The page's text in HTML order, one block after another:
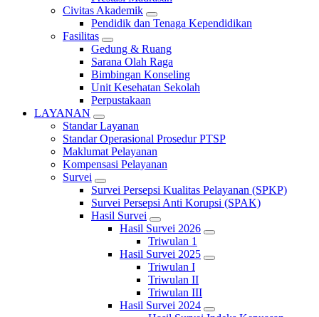
Civitas Akademik
Pendidik dan Tenaga Kependidikan
Fasilitas
Gedung & Ruang
Sarana Olah Raga
Bimbingan Konseling
Unit Kesehatan Sekolah
Perpustakaan
LAYANAN
Standar Layanan
Standar Operasional Prosedur PTSP
Maklumat Pelayanan
Kompensasi Pelayanan
Survei
Survei Persepsi Kualitas Pelayanan (SPKP)
Survei Persepsi Anti Korupsi (SPAK)
Hasil Survei
Hasil Survei 2026
Triwulan 1
Hasil Survei 2025
Triwulan I
Triwulan II
Triwulan III
Hasil Survei 2024